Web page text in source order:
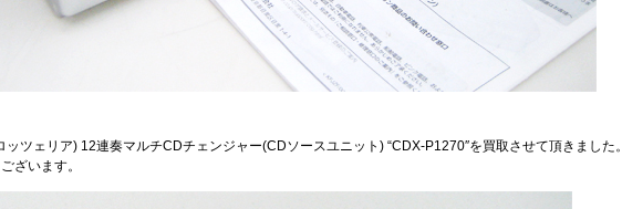
ツェリア) 12連奏マルチCDチェンジャー(CDソースユニット) “CDX-P1270″を買取させて頂きました。
ざいます。